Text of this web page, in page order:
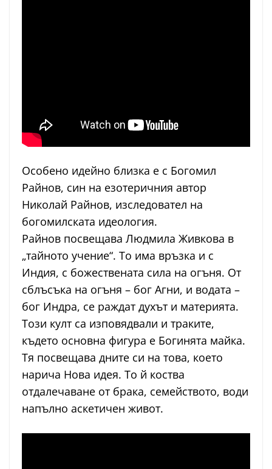
Особено идейно близка е с Богомил
Райнов, син на езотеричния автор
Николай Райнов, изследовател на
богомилската идеология.
Райнов посвещава Людмила Живкова в
„тайното учение“. То има връзка и с
Индия, с божествената сила на огъня. От
сблъсъка на огъня – бог Агни, и водата –
бог Индра, се раждат духът и материята.
Този култ са изповядвали и траките,
където основна фигура е Богинята майка.
Тя посвещава дните си на това, което
нарича Нова идея. То й коства
отдалечаване от брака, семейството, води
напълно аскетичен живот.